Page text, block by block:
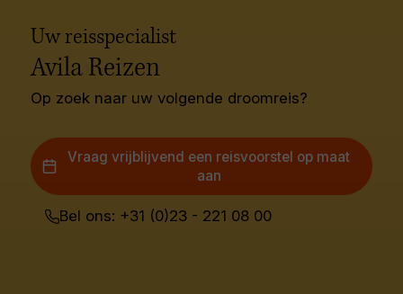
Uw reisspecialist
Avila Reizen
Op zoek naar uw volgende droomreis?
Vraag vrijblijvend een reisvoorstel op maat
aan
Bel ons: +31 (0)23 - 221 08 00